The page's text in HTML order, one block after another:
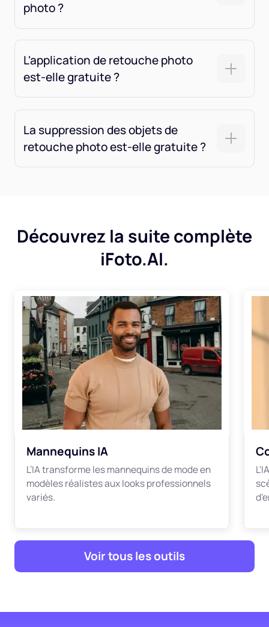
photo ?
L'application de retouche photo
est-elle gratuite ?
La suppression des objets de
retouche photo est-elle gratuite ?
Découvrez la suite complète
iFoto.AI.
Mannequins IA
L’IA transforme les mannequins de mode en
modèles réalistes aux looks professionnels
variés.
Voir tous les outils